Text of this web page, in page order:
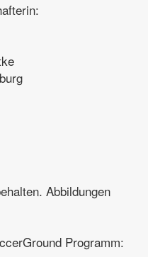
Abbildungen
Programm: